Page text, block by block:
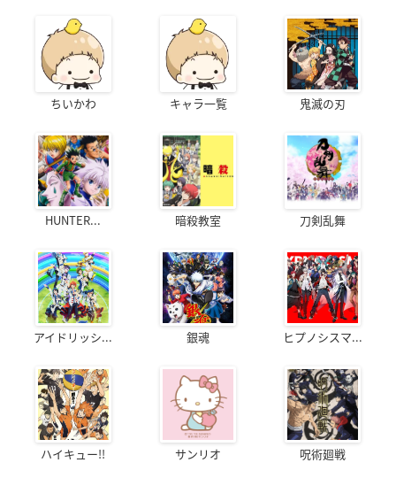
ちいかわ キャラ一覧 鬼滅の刃
HUNTER... 暗殺教室 刀剣乱舞
アイドリッシ... 銀魂 ヒプノシスマ...
ハイキュー!! サンリオ 呪術廻戦